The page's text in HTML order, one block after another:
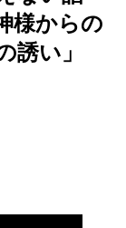
様からの
誘い」